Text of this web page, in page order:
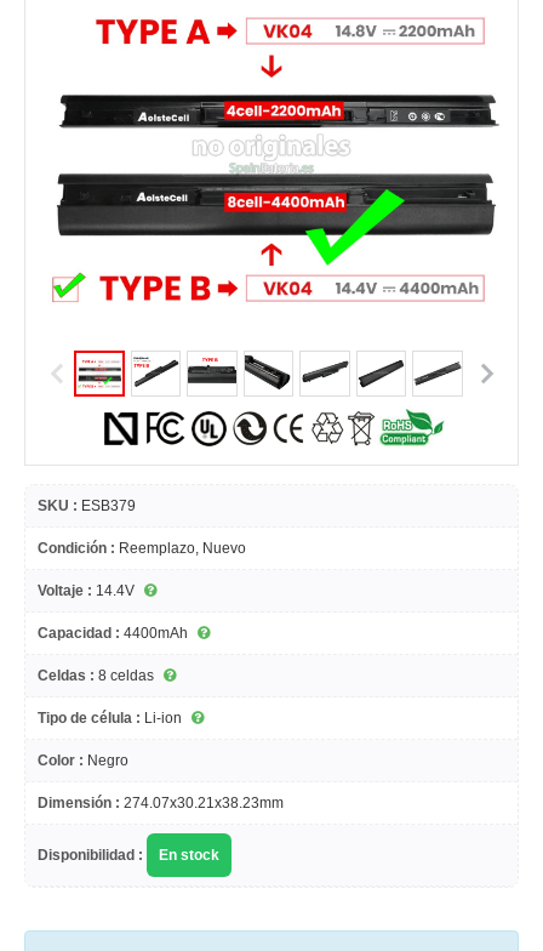
SKU : ESB379
Condición : Reemplazo, Nuevo
Voltaje : 14.4V
Capacidad : 4400mAh
Celdas : 8 celdas
Tipo de célula : Li-ion
Color : Negro
Dimensión : 274.07x30.21x38.23mm
Disponibilidad : En stock